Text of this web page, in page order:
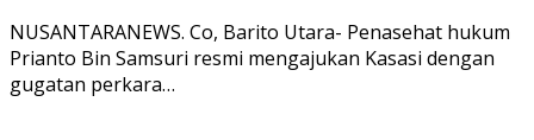
NUSANTARANEWS. Co, Barito Utara- Penasehat hukum
Prianto Bin Samsuri resmi mengajukan Kasasi dengan
gugatan perkara…